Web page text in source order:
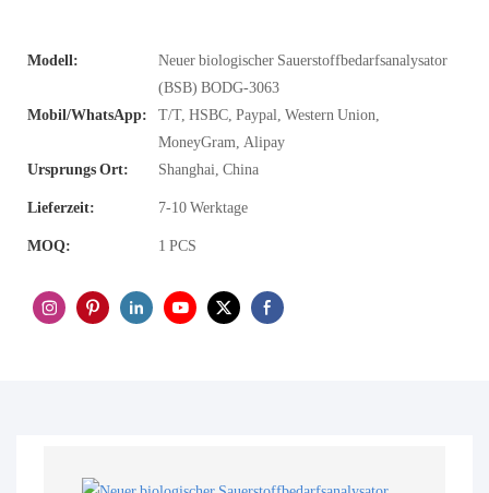
Modell:
Neuer biologischer Sauerstoffbedarfsanalysator
(BSB) BODG-3063
Mobil/WhatsApp:
T/T, HSBC, Paypal, Western Union,
MoneyGram, Alipay
Ursprungs Ort:
Shanghai, China
Lieferzeit: 7-10 Werktage
MOQ: 1 PCS